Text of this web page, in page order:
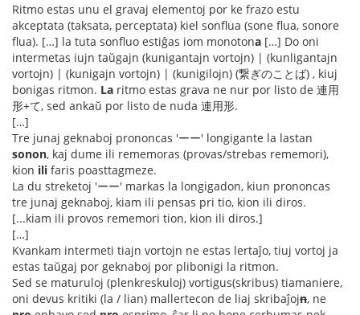
Ritmo estas unu el gravaj elementoj por ke frazo estu
akceptata (taksata, perceptata) kiel sonflua (sone flua, sonore
flua). […] la tuta sonfluo estiĝas iom monotona […] Do oni
intermetas iujn taŭgajn (kunigantajn vortojn) | (kunligantajn
vortojn) | (kunigajn vortojn) | (kunigilojn) (繋ぎのことば) , kiuj
bonigas ritmon. La ritmo estas grava ne nur por listo de 連用
形+て, sed ankaŭ por listo de nuda 連用形.
[…]
Tre junaj geknaboj prononcas 'ーー' longigante la lastan
sonon, kaj dume ili rememoras (provas/strebas rememori),
kion ili faris poasttagmeze.
La du streketoj 'ーー' markas la longigadon, kiun prononcas
tre junaj geknaboj, kiam ili pensas pri tio, kion ili diros.
[...kiam ili provos rememori tion, kion ili diros.]
[…]
Kvankam intermeti tiajn vortojn ne estas lertaĵo, tiuj vortoj ja
estas taŭgaj por geknaboj por plibonigi la ritmon.
Sed se maturuloj (plenkreskuloj) vortigus(skribus) tiamaniere,
oni devus kritiki (la / lian) mallertecon de liaj skribaĵojn, ne